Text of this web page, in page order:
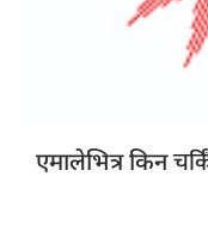
एमालेभित्र किन